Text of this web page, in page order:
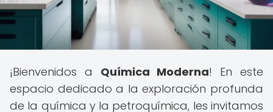
¡Bienvenidos a Química Moderna! En este
espacio dedicado a la exploración profunda
de la química y la petroquímica, les invitamos